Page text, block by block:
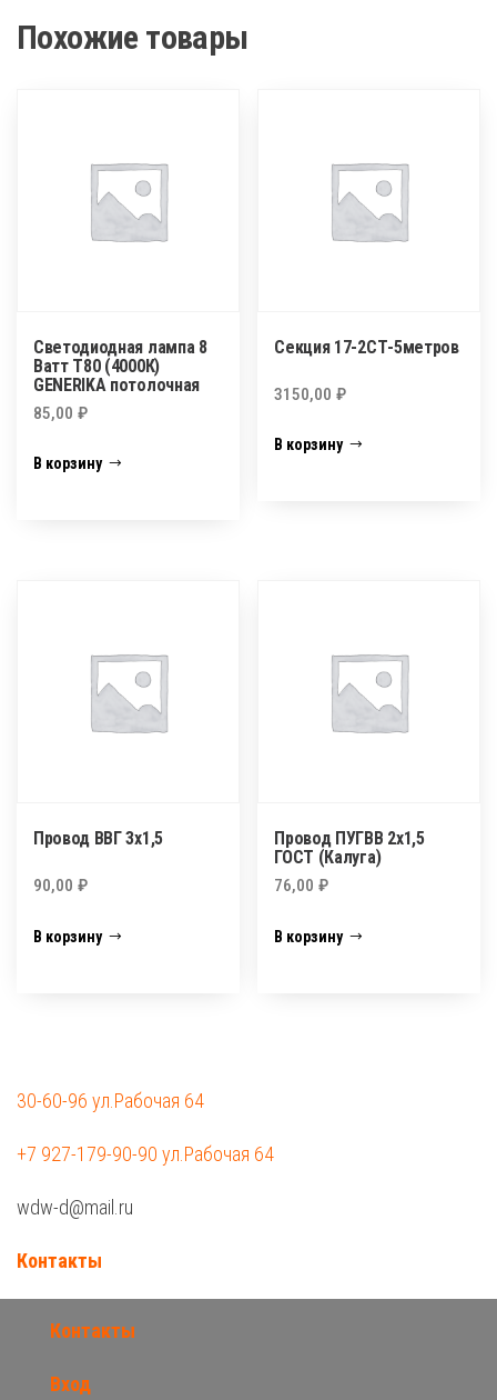
Похожие товары
Светодиодная лампа 8
Ватт Т80 (4000К)
GENERIKA потолочная
85,00 ₽
В корзину
Секция 17-2СТ-5метров
3150,00₽
В корзину
Провод ВВГ 3х1,5
90,00 ₽
В корзину
Провод ПУГВВ 2х1,5
ГОСТ (Калуга)
76,00₽
В корзину
30-60-96 ул.Рабочая 64
+7 927-179-90-90 ул.Рабочая 64
wdw-d@mail.ru
Контакты
Контакты
Вход